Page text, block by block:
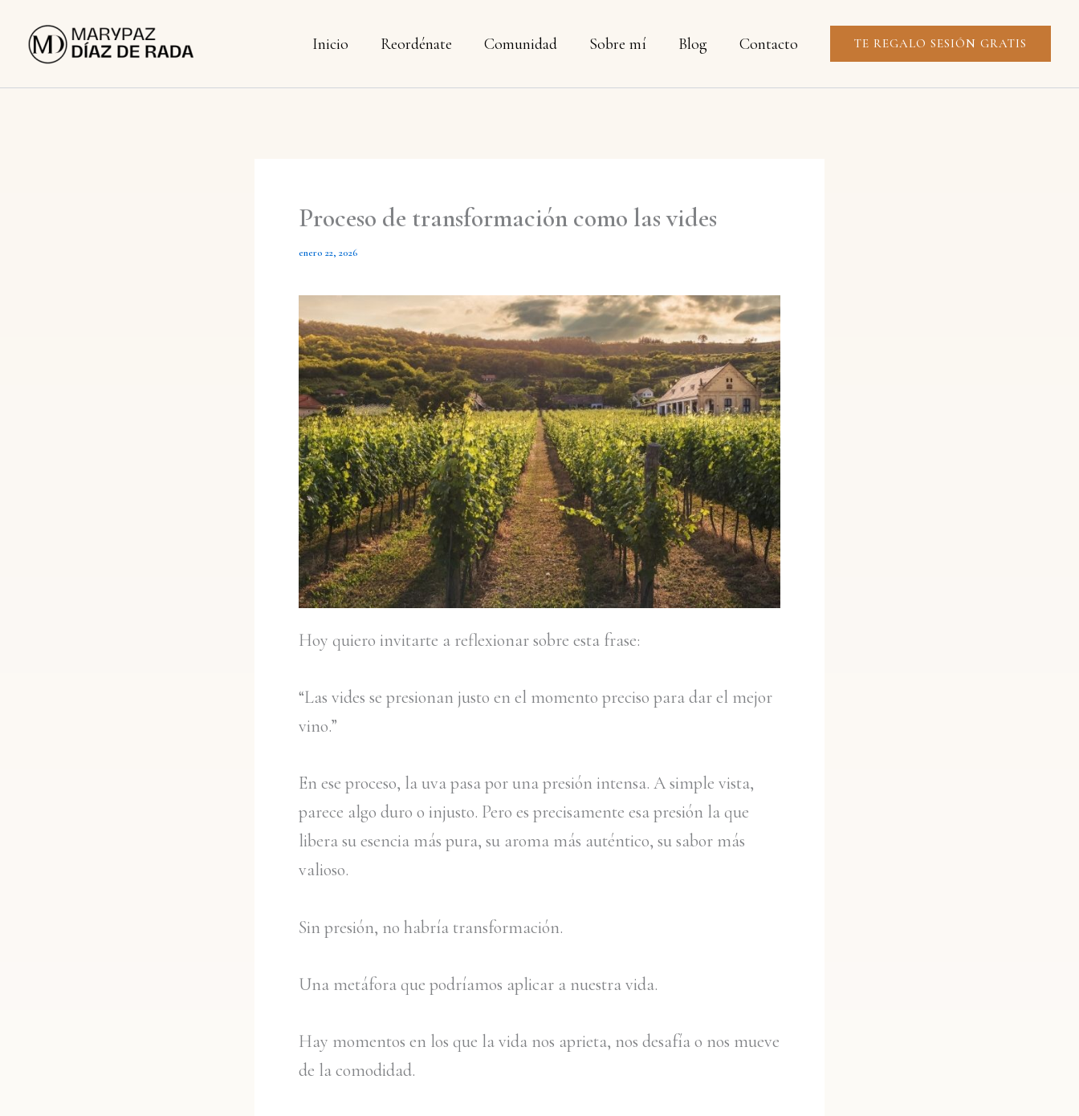
Inicio Reordénate Comunidad Sobre mí Blog Contacto TE REGALO SESIÓN GRATIS
Proceso de transformación como las vides
enero 22, 2026
Hoy quiero invitarte a reflexionar sobre esta frase:
“Las vides se presionan justo en el momento preciso para dar el mejor
vino.”
En ese proceso, la uva pasa por una presión intensa. A simple vista,
parece algo duro o injusto. Pero es precisamente esa presión la que
libera su esencia más pura, su aroma más auténtico, su sabor más
valioso.
Sin presión, no habría transformación.
Una metáfora que podríamos aplicar a nuestra vida.
Hay momentos en los que la vida nos aprieta, nos desafía o nos mueve
de la comodidad.